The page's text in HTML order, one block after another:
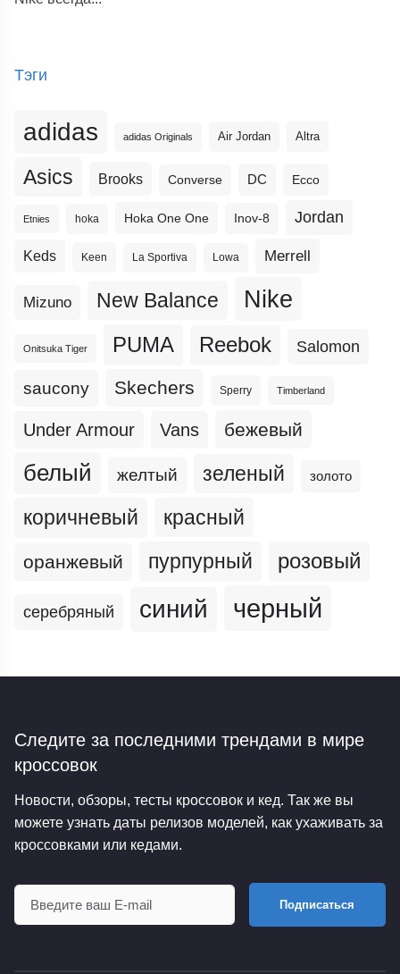
Тэги
adidas adidas Originals Air Jordan Altra
Asics Brooks Converse DC Ecco
Etnies hoka Hoka One One Inov-8 Jordan
Keds Keen La Sportiva Lowa Merrell
Mizuno New Balance Nike
Onitsuka Tiger PUMA Reebok Salomon
saucony Skechers Sperry Timberland
Under Armour Vans бежевый
белый желтый зеленый золото
коричневый красный
оранжевый пурпурный розовый
серебряный синий черный
Следите за последними трендами в мире
кроссовок
Новости, обзоры, тесты кроссовок и кед. Так же вы
можете узнать даты релизов моделей, как ухаживать за
кроссовками или кедами.
Подписаться